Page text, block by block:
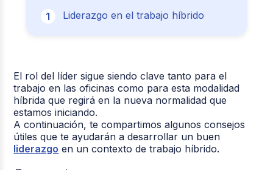
Liderazgo en el trabajo híbrido
El rol del líder sigue siendo clave tanto para el
trabajo en las oficinas como para esta modalidad
híbrida que regirá en la nueva normalidad que
estamos iniciando.
A continuación, te compartimos algunos consejos
útiles que te ayudarán a desarrollar un buen
liderazgo en un contexto de trabajo híbrido.